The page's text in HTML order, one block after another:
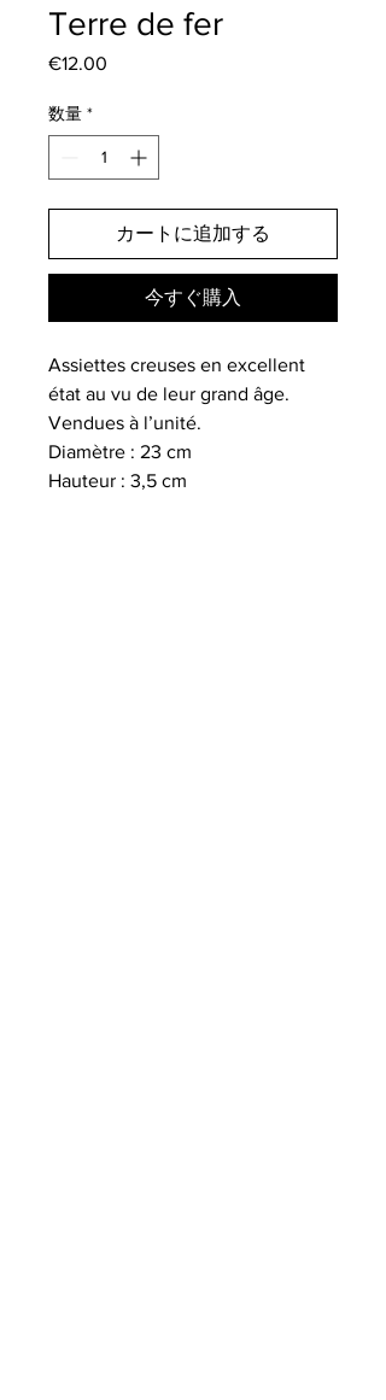
Terre de fer
€12.00
数量 *
カートに追加する
今すぐ購入
Assiettes creuses en excellent
état au vu de leur grand âge.
Vendues à l’unité.
Diamètre : 23 cm
Hauteur : 3,5 cm